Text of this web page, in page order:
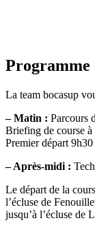
Programme
La team bocasup
– Matin : Parcours
Briefing de course à
Premier départ 9h30
– Après-midi :
Le départ de la
l’écluse de
jusqu’à l’écluse de